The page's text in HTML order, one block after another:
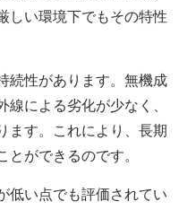
しい環境下でもその特性
続性があります。無機成
による劣化が少なく、
ます。これにより、長期
とができるのです。
低い点でも評価されてい